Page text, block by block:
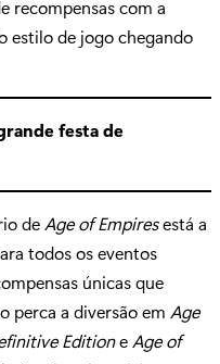
recompensas com a
estilo de jogo chegando
festa de
deAge of Empiresestá a
todos os eventos
únicas que
perca a diversão em Age
EditioneAge of